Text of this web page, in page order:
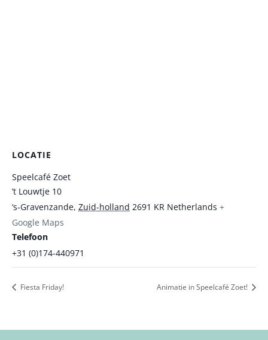
LOCATIE
Speelcafé Zoet
’t Louwtje 10
‘s-Gravenzande, Zuid-holland 2691 KR Netherlands +
Google Maps
Telefoon
+31 (0)174-440971
Fiesta Friday! Animatie in Speelcafé Zoet!